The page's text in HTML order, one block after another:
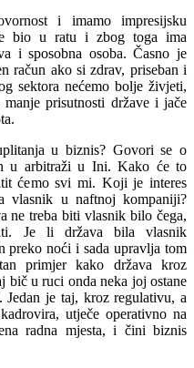
i imamo impresijsku
bio u ratu i zbog toga ima
i sposobna osoba. Časno je
račun ako si zdrav, priseban i
sektora nećemo bolje živjeti,
prisutnosti države i jače
u biznis? Govori se o
u arbitraži u Ini. Kako će to
ćemo svi mi. Koji je interes
vlasnik u naftnoj kompaniji?
ne treba biti vlasnik bilo čega,
Je li država bila vlasnik
preko noći i sada upravlja tom
primjer kako država kroz
bič u ruci onda neka joj ostane
je taj, kroz regulativu, a
utječe operativno na
radna mjesta, i čini biznis